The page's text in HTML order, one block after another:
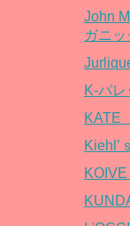
John
ガニッ
K-パレ
KATE
Kiehl’
KOIVE